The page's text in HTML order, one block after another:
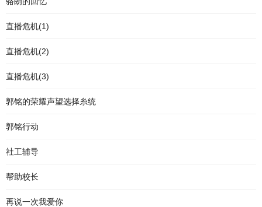
直播危机(1)
直播危机(2)
直播危机(3)
郭铭的荣耀声望选择糸统
郭铭行动
社工辅导
帮助校长
再说一次我爱你